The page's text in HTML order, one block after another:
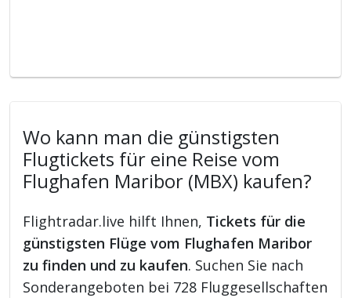
Wo kann man die günstigsten
Flugtickets für eine Reise vom
Flughafen Maribor (MBX) kaufen?
Flightradar.live hilft Ihnen, Tickets für die
günstigsten Flüge vom Flughafen Maribor
zu finden und zu kaufen. Suchen Sie nach
Sonderangeboten bei 728 Fluggesellschaften